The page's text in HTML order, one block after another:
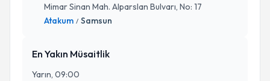
Mimar Sinan Mah. Alparslan Bulvarı, No: 17
Atakum / Samsun
En Yakın Müsaitlik
Yarın, 09:00